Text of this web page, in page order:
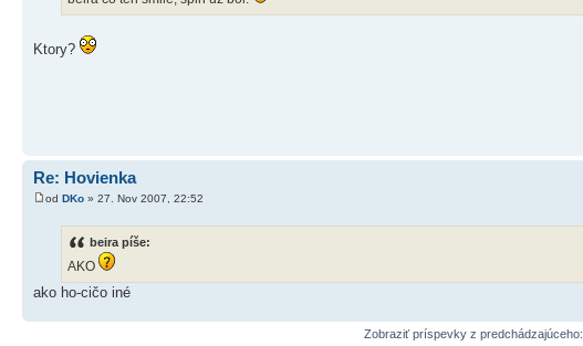
Ktory?
Re: Hovienka
od DKo » 27. Nov 2007, 22:52
beira píše:
AKO
ako ho-cičo iné
Zobraziť príspevky z predchádzajúceho: